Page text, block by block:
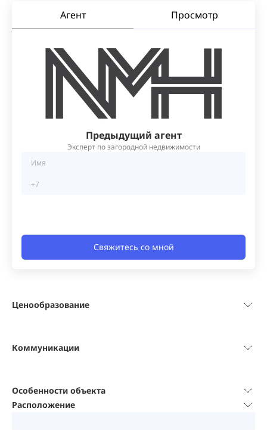
Ценообразование
Коммуникации
Особенности объекта
Агент Просмотр
Предыдущий агент
Эксперт по загородной недвижимости
Свяжитесь со мной
Расположение